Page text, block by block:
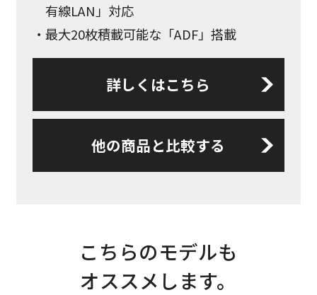
有線LAN」対応
最大20枚積載可能な「ADF」搭載
詳しくはこちら
他の商品と比較する
こちらのモデルも
オススメします。